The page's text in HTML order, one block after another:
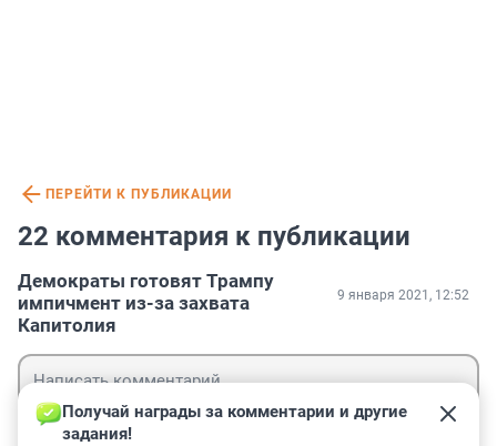
ПЕРЕЙТИ К ПУБЛИКАЦИИ
22 комментария к публикации
Демократы готовят Трампу
импичмент из-за захвата
Капитолия
9 января 2021, 12:52
Получай награды за комментарии и другие
задания!